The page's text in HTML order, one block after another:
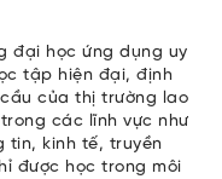
đại học ứng dụng uy
tập hiện đại, định
của thị trường lao
các lĩnh vực như
tin, kinh tế, truyền
được học trong môi